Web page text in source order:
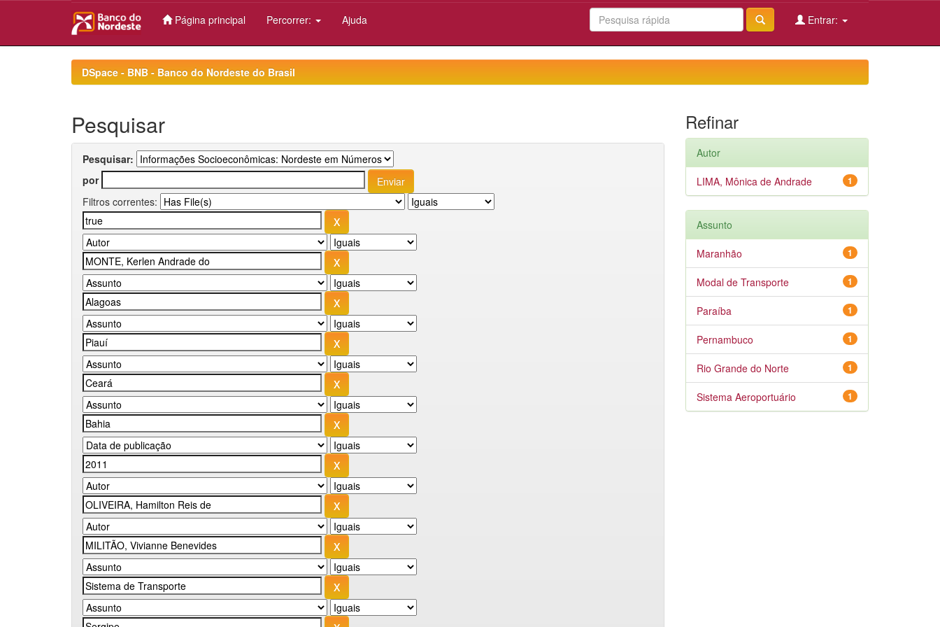
Página principal Percorrer: Ajuda Entrar:
DSpace - BNB - Banco do Nordeste do Brasil
Pesquisar
Pesquisar:
por
Filtros correntes:
Refinar
Autor
1
LIMA, Mônica de Andrade
Assunto
1
Maranhão
1
Modal de Transporte
1
Paraíba
1
Pernambuco
1
Rio Grande do Norte
1
Sistema Aeroportuário